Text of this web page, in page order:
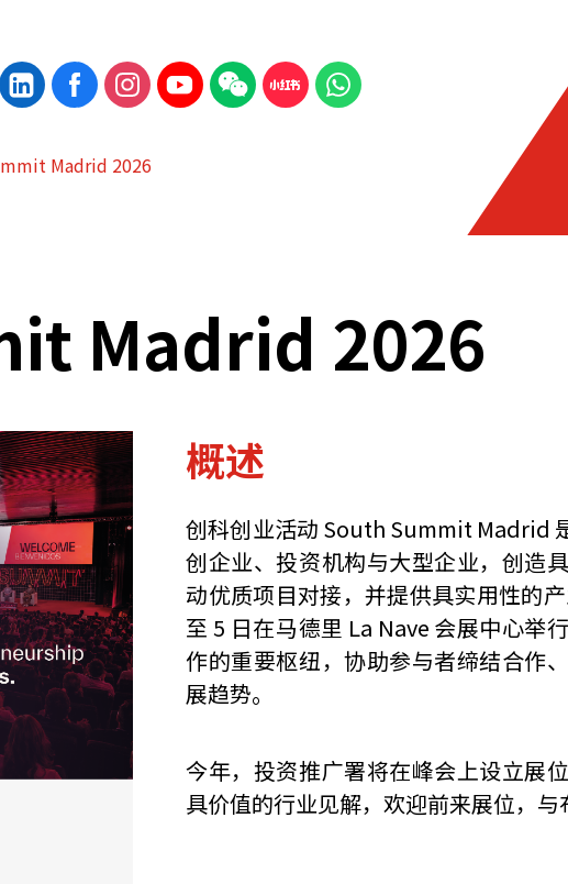
Madrid 2026
Madrid 2026
概述
创科创业活动 South Summit Madrid
创企业、投资机构与大型企业，创造
动优质项目对接，并提供具实用性的
至 5 日在马德里 La Nave 会展中心举
作的重要枢纽，协助参与者缔结合作
展趋势。
今年，投资推广署将在峰会上设立展
具价值的行业见解，欢迎前来展位，与